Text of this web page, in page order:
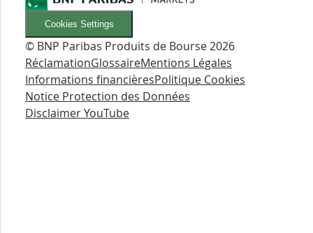
Cookies Settings
© BNP Paribas Produits de Bourse 2026
RéclamationGlossaireMentions Légales
Informations financièresPolitique Cookies
Notice Protection des Données
Disclaimer YouTube